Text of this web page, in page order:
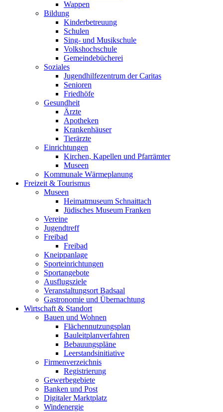
Wappen
Bildung
Kinderbetreuung
Schulen
Sing- und Musikschule
Volkshochschule
Gemeindebücherei
Soziales
Jugendhilfezentrum der Caritas
Senioren
Friedhöfe
Gesundheit
Ärzte
Apotheken
Krankenhäuser
Tierärzte
Einrichtungen
Kirchen, Kapellen und Pfarrämter
Museen
Kommunale Wärmeplanung
Freizeit & Tourismus
Museen
Heimatmuseum Schnaittach
Jüdisches Museum Franken
Vereine
Jugendtreff
Freibad
Freibad
Kneippanlage
Sporteinrichtungen
Sportangebote
Ausflugsziele
Veranstaltungsort Badsaal
Gastronomie und Übernachtung
Wirtschaft & Standort
Bauen und Wohnen
Flächennutzungsplan
Bauleitplanverfahren
Bebauungspläne
Leerstandsinitiative
Firmenverzeichnis
Registrierung
Gewerbegebiete
Banken und Post
Digitaler Marktplatz
Windenergie